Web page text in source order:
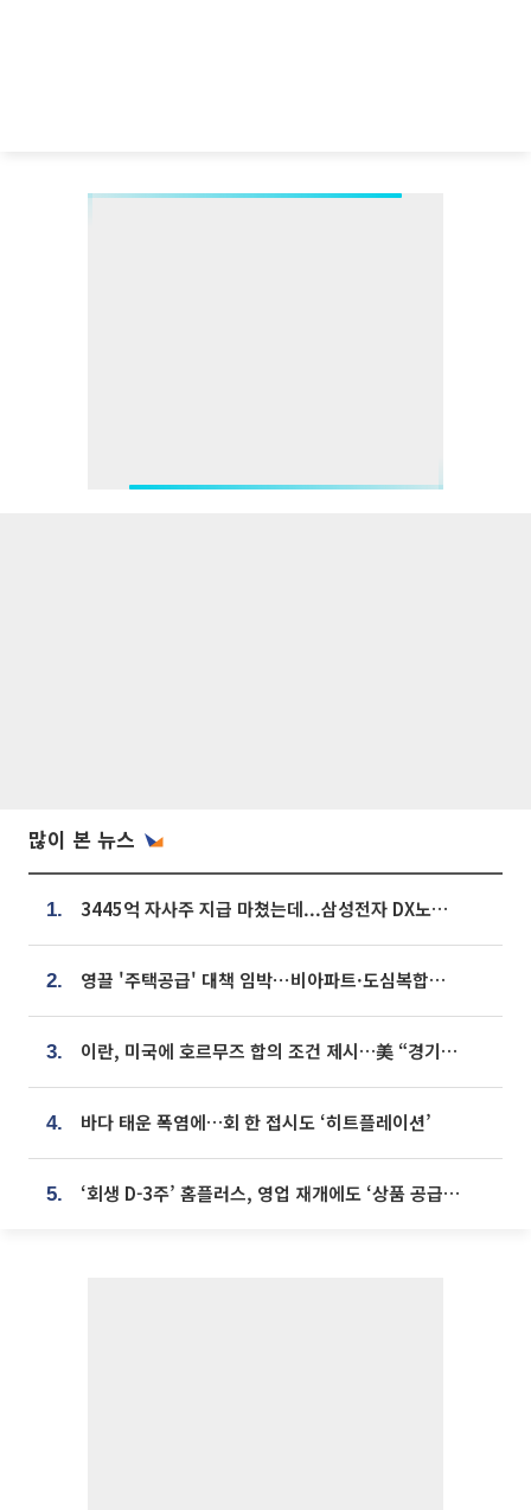
많이 본 뉴스
1. 3445억 자사주 지급 마쳤는데...삼성전자 DX노조, 뒤늦은 '떼쓰기 집회'
2. 영끌 '주택공급' 대책 임박⋯비아파트·도심복합까지 총동원
3. 이란, 미국에 호르무즈 합의 조건 제시…美 “경기 아직 안 끝나” [종합]
4. 바다 태운 폭염에…회 한 접시도 ‘히트플레이션’
5. ‘회생 D-3주’ 홈플러스, 영업 재개에도 ‘상품 공급망’ 복구가 생존 관건